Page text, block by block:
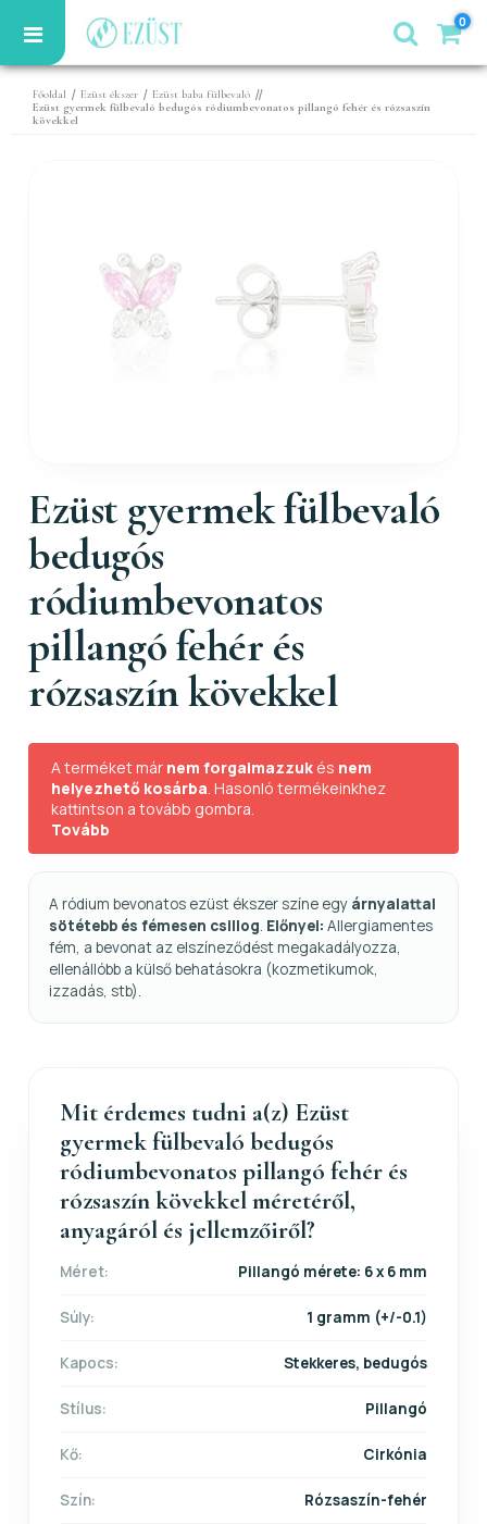
0
Főoldal / Ezüst ékszer / Ezüst baba fülbevaló //
Ezüst gyermek fülbevaló bedugós ródiumbevonatos pillangó fehér és rózsaszín
kövekkel
Ezüst gyermek fülbevaló
bedugós
ródiumbevonatos
pillangó fehér és
rózsaszín kövekkel
A terméket már nem forgalmazzuk és nem
helyezhető kosárba . Hasonló termékeinkhez
kattintson a tovább gombra.
Tovább
A ródium bevonatos ezüst ékszer színe egy árnyalattal
sötétebb és fémesen csillog. Előnyei: Allergiamentes
fém, a bevonat az elszíneződést megakadályozza,
ellenállóbb a külső behatásokra (kozmetikumok,
izzadás, stb).
Mit érdemes tudni a(z) Ezüst
gyermek fülbevaló bedugós
ródiumbevonatos pillangó fehér és
rózsaszín kövekkel méretéről,
anyagáról és jellemzőiről?
Méret: Pillangó mérete: 6 x 6 mm
Súly: 1 gramm (+/-0.1)
Kapocs: Stekkeres, bedugós
Stílus: Pillangó
Kő: Cirkónia
Szín: Rózsaszín-fehér